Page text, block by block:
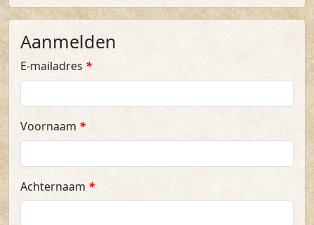
Aanmelden
E-mail­adres *
Voor­naam *
Achter­naam *